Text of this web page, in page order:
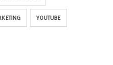
YOUTUBE